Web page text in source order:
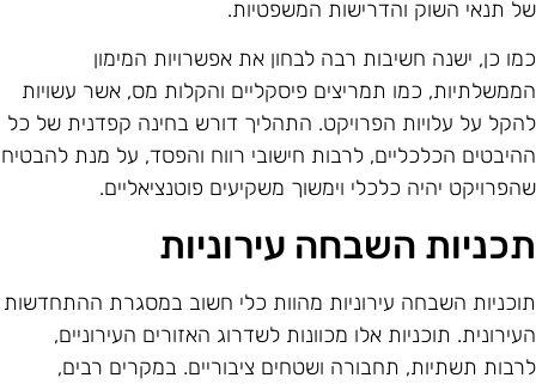
תנאי השוק והדרישות המשפטיות.
כן, ישנה חשיבות רבה לבחון את אפשרויות המימון
כמו תמריצים פיסקליים והקלות מס, אשר עשויות
על עלויות הפרויקט. התהליך דורש בחינה קפדנית של כל
הכלכליים, לרבות חישובי רווח והפסד, על מנת להבטיח
יהיה כלכלי וימשוך משקיעים פוטנציאליים.
השבחה עירוניות
השבחה עירוניות מהוות כלי חשוב במסגרת ההתחדשות
תוכניות אלו מכוונות לשדרוג האזורים העירוניים,
תשתיות, תחבורה ושטחים ציבוריים. במקרים רבים,